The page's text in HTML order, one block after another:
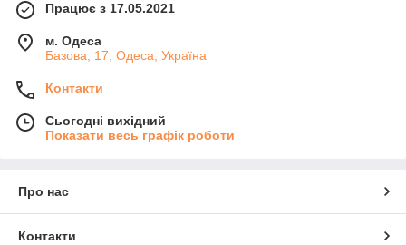
Працює з 17.05.2021
м. Одеса
Базова, 17, Одеса, Україна
Контакти
Сьогодні вихідний
Показати весь графік роботи
Про нас
Контакти